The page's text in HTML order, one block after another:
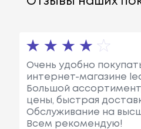
Очень удобно
интернет-магазине
Большой
цены, быстрая
Обслуживание на
Всем рекомендую!